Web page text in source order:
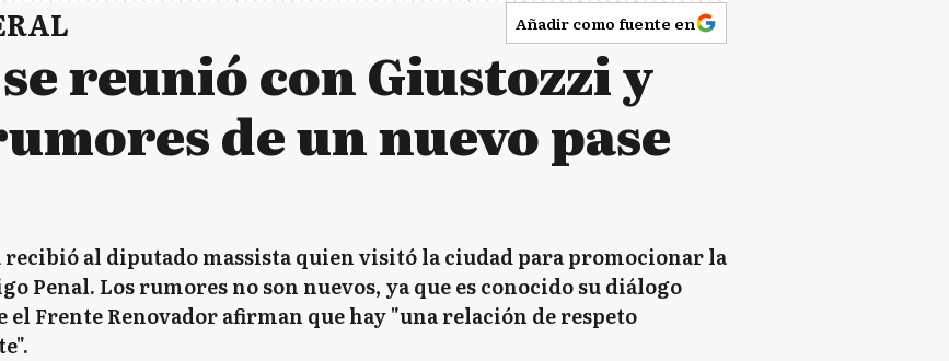
Añadir como fuente en
reunió con Giustozzi y
de un nuevo pase
recibió al diputado massista quien visitó la ciudad para promocionar la
Penal. Los rumores no son nuevos, ya que es conocido su diálogo
el Frente Renovador afirman que hay "una relación de respeto